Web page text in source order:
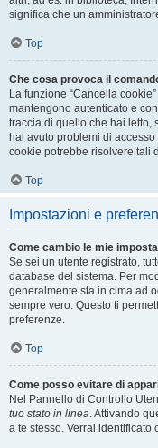
significa che un
Top
Che cosa provoca il
La funzione “Cancella
mantengono autenticato e
traccia di quello che hai letto,
hai avuto problemi di
cookie potrebbe risolvere tali
Top
Impostazioni e
Come cambio le mie
Se sei un utente registrato,
database del sistema. Per
generalmente sta in cima ad
sempre vero. Questo ti
preferenze.
Top
Come posso evitare di
Nel Pannello di Controllo
tuo stato in linea. Attivando
a te stesso. Verrai identificato